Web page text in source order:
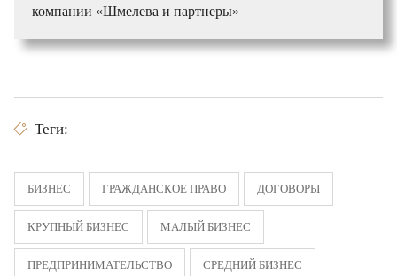
компании «Шмелева и партнеры»
Теги:
БИЗНЕС ГРАЖДАНСКОЕ ПРАВО ДОГОВОРЫ
КРУПНЫЙ БИЗНЕС МАЛЫЙ БИЗНЕС
ПРЕДПРИНИМАТЕЛЬСТВО СРЕДНИЙ БИЗНЕС